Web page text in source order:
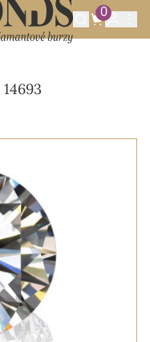
0
0.35CT I/SI1 S GIA
14693